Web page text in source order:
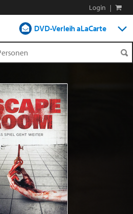
Login |
DVD-Verleih aLaCarte
Shop
Blog